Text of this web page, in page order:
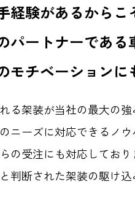
経験があるからこ
パートナーである
モチベーションに
る架装が当社の最大の強
ニーズに対応できるノ
の受注にも対応しており
判断された架装の駆け